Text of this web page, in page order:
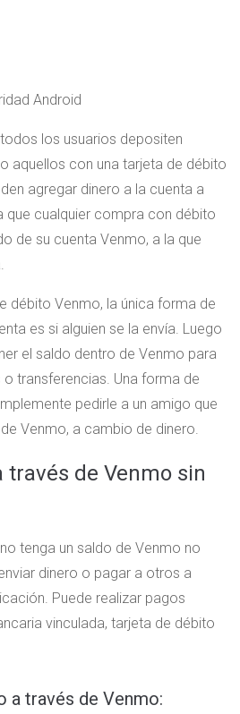
Android
los usuarios depositen
aquellos con una tarjeta de débito
agregar dinero a la cuenta a
que cualquier compra con débito
de su cuenta Venmo, a la que
débito Venmo, la única forma de
es si alguien se la envía. Luego
el saldo dentro de Venmo para
transferencias. Una forma de
pedirle a un amigo que
Venmo, a cambio de dinero.
través de Venmo sin
tenga un saldo de Venmo no
dinero o pagar a otros a
Puede realizar pagos
vinculada, tarjeta de débito
a través de Venmo: